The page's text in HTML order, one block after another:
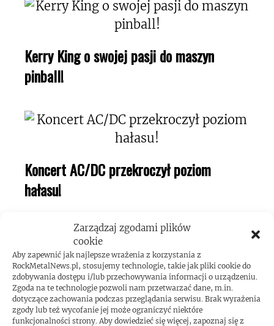
Zarządzaj zgodami plików
cookie
Aby zapewnić jak najlepsze wrażenia z korzystania z
RockMetalNews.pl, stosujemy technologie, takie jak pliki cookie do
zdobywania dostępu i/lub przechowywania informacji o urządzeniu.
Zgoda na te technologie pozwoli nam przetwarzać dane, m.in.
dotyczące zachowania podczas przeglądania serwisu. Brak wyrażenia
zgody lub też wycofanie jej może ograniczyć niektóre
funkcjonalności strony. Aby dowiedzieć się więcej, zapoznaj się z
Kerry King o swojej pasji do maszyn
pinball!
Koncert AC/DC przekroczył poziom
hałasu!